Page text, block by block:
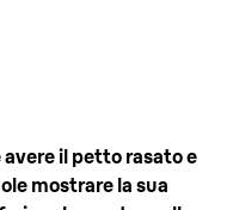
il petto rasato e
mostrare la sua